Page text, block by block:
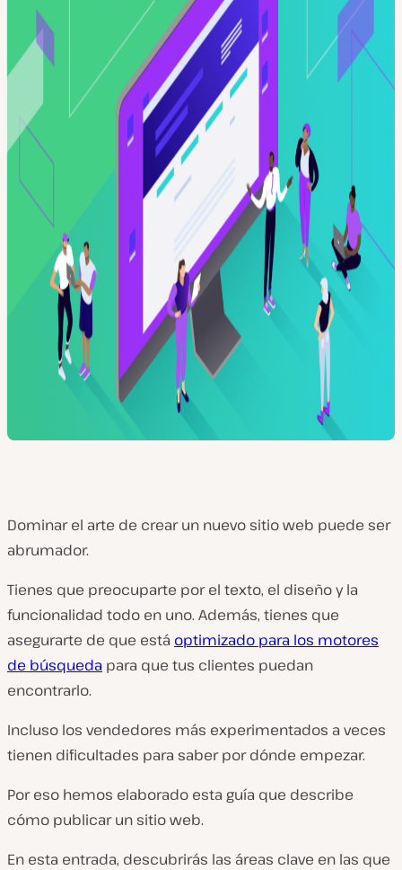
Dominar el arte de crear un nuevo sitio web puede ser
abrumador.
Tienes que preocuparte por el texto, el diseño y la
funcionalidad todo en uno. Además, tienes que
asegurarte de que está optimizado para los motores
de búsqueda para que tus clientes puedan
encontrarlo.
Incluso los vendedores más experimentados a veces
tienen dificultades para saber por dónde empezar.
Por eso hemos elaborado esta guía que describe
cómo publicar un sitio web.
En esta entrada, descubrirás las áreas clave en las que